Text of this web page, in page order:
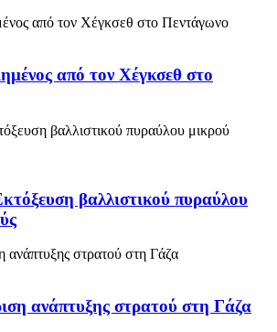
από τον Χέγκσεθ στο
βαλλιστικού πυραύλου
ανάπτυξης στρατού στη Γάζα